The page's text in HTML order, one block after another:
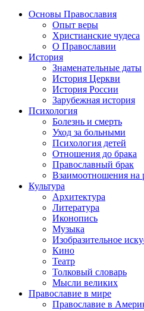
Основы Православия
Опыт веры
Христианские чудеса
О Православии
История
Знаменательные даты
История Церкви
История России
Зарубежная история
Психология
Болезнь и смерть
Уход за больными
Психология детей
Отношения до брака
Православный брак
Взаимоотношения на
Культура
Архитектура
Литература
Иконопись
Музыка
Изобразительное
Кино
Театр
Толковый словарь
Мысли великих
Православие в мире
Православие в